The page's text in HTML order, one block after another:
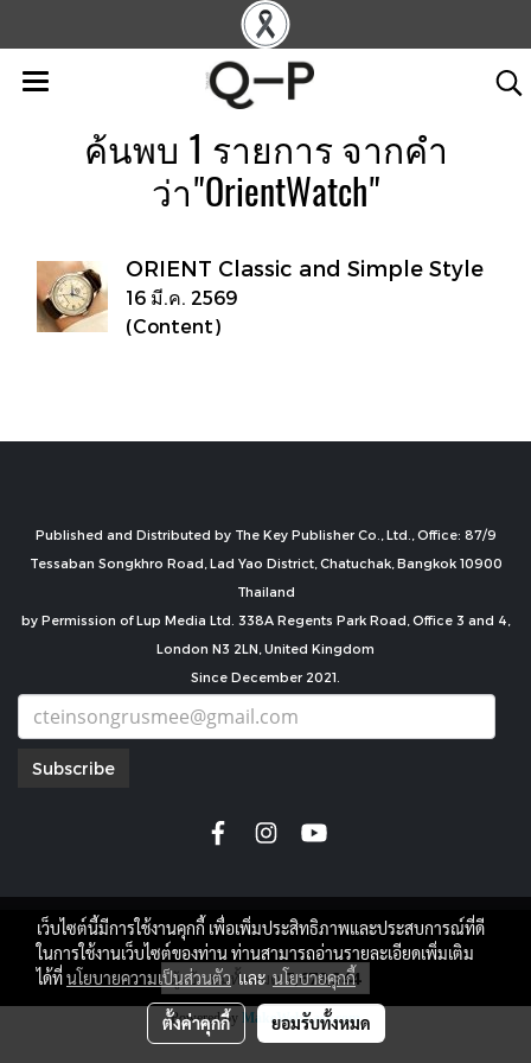
ค้นพบ 1 รายการ จากคำ
ว่า"OrientWatch"
ORIENT Classic and Simple Style
16 มี.ค. 2569
(Content)
Published and Distributed by The Key Publisher Co., Ltd., Office: 87/9
Tessaban Songkhro Road, Lad Yao District, Chatuchak, Bangkok 10900
Thailand
by Permission of Lup Media Ltd. 338A Regents Park Road, Office 3 and 4,
London N3 2LN, United Kingdom
Since December 2021.
Subscribe
copyright by
ผู้เข้าชมทั้งหมด7,678,344
Powered by MakeWebEasy.com
เว็บไซต์นี้มีการใช้งานคุกกี้ เพื่อเพิ่มประสิทธิภาพและประสบการณ์ที่ดี
ในการใช้งานเว็บไซต์ของท่าน ท่านสามารถอ่านรายละเอียดเพิ่มเติม
ได้ที่นโยบายความเป็นส่วนตัวและนโยบายคุกกี้
ตั้งค่าคุกกี้ ยอมรับทั้งหมด